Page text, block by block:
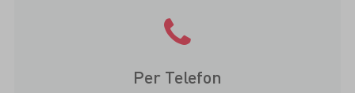
Per Telefon